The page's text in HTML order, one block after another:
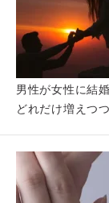
男性が女性に結
どれだけ増えつ